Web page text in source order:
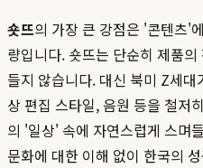
숏뜨의 가장 큰 강점은 '콘텐츠'
량입니다. 숏뜨는 단순히 제품
들지 않습니다. 대신 북미 Z세
상 편집 스타일, 음원 등을 철저
의 '일상' 속에 자연스럽게 스며
문화에 대한 이해 없이 한국의